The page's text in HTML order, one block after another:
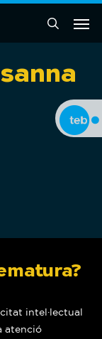
cercar
intel·lectual
atenció